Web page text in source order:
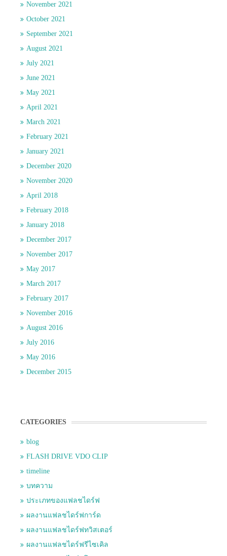
November 2021
October 2021
September 2021
August 2021
July 2021
June 2021
May 2021
April 2021
March 2021
February 2021
January 2021
December 2020
November 2020
April 2018
February 2018
January 2018
December 2017
November 2017
May 2017
March 2017
February 2017
November 2016
August 2016
July 2016
May 2016
December 2015
CATEGORIES
blog
FLASH DRIVE VDO CLIP
timeline
บทความ
ประเภทของแฟลชไดร์ฟ
ผลงานแฟลชไดร์ฟการ์ด
ผลงานแฟลชไดร์ฟทวิสเตอร์
ผลงานแฟลชไดร์ฟรีไซเคิล